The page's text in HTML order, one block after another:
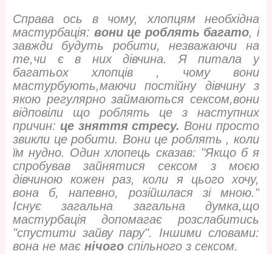
Справа ось в чому, хлопцям необхідна
мастурбація: вони це роблять багато, і
завжди будуть робити, незважаючи на
те,чи є в них дівчина. Я питала у
багатьох хлопців , чому вони
мастурбують,маючи постійну дівчину з
якою регулярно займаються сексом,вони
відповіли що роблять це з наступних
причин: це зняття стресу. Вони просто
звикли це робити. Вони це роблять , коли
їм нудно. Один хлопець сказав: "Якщо б я
спробував зайнятися сексом з моєю
дівчиною кожен раз, коли я цього хочу,
вона б, напевно, розійшлася зі мною."
Існує загальна загальна думка,що
мастурбація допомагає розслабитись
"спустити зайву пару". Іншими словами:
вона не має нічогоспільного з сексом.